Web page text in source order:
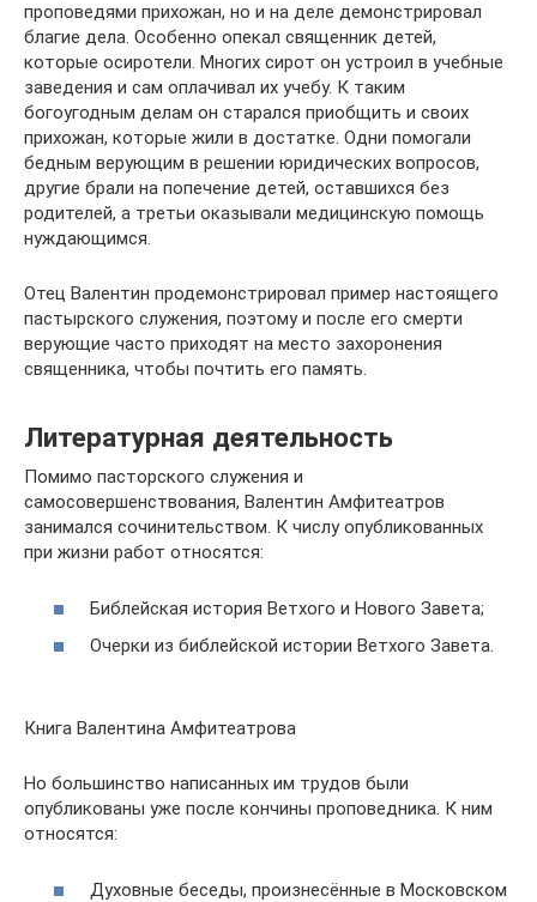
проповедями прихожан, но и на деле демонстрировал
благие дела. Особенно опекал священник детей,
которые осиротели. Многих сирот он устроил в учебные
заведения и сам оплачивал их учебу. К таким
богоугодным делам он старался приобщить и своих
прихожан, которые жили в достатке. Одни помогали
бедным верующим в решении юридических вопросов,
другие брали на попечение детей, оставшихся без
родителей, а третьи оказывали медицинскую помощь
нуждающимся.
Отец Валентин продемонстрировал пример настоящего
пастырского служения, поэтому и после его смерти
верующие часто приходят на место захоронения
священника, чтобы почтить его память.
Литературная деятельность
Помимо пасторского служения и
самосовершенствования, Валентин Амфитеатров
занимался сочинительством. К числу опубликованных
при жизни работ относятся:
Библейская история Ветхого и Нового Завета;
Очерки из библейской истории Ветхого Завета.
Книга Валентина Амфитеатрова
Но большинство написанных им трудов были
опубликованы уже после кончины проповедника. К ним
относятся:
Духовные беседы, произнесённые в Московском